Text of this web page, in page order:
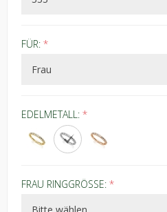
FÜR: *
EDELMETALL: *
FRAU RINGGRÖSSE: *